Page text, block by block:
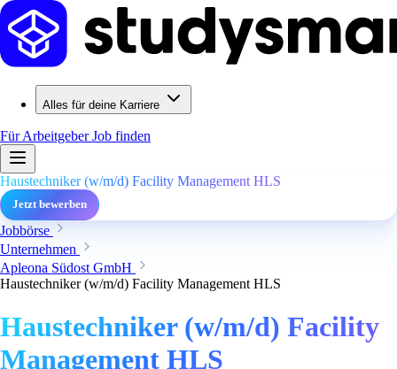
Alles für deine Karriere
Für ArbeitgeberJob finden
Haustechniker (w/m/d) Facility Management HLS
Jetzt bewerben
Jobbörse
Unternehmen
Apleona Südost GmbH
Haustechniker (w/m/d) Facility Management HLS
Haustechniker (w/m/d) Facility
Management HLS